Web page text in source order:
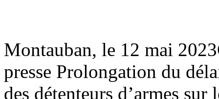
Montauban, le 12 mai
presse Prolongation du
des détenteurs d’armes